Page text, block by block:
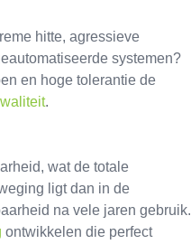
hitte, agressieve
systemen?
en hoge tolerantie de
.
wat de totale
ligt dan in de
na vele jaren gebruik.
ontwikkelen die perfect